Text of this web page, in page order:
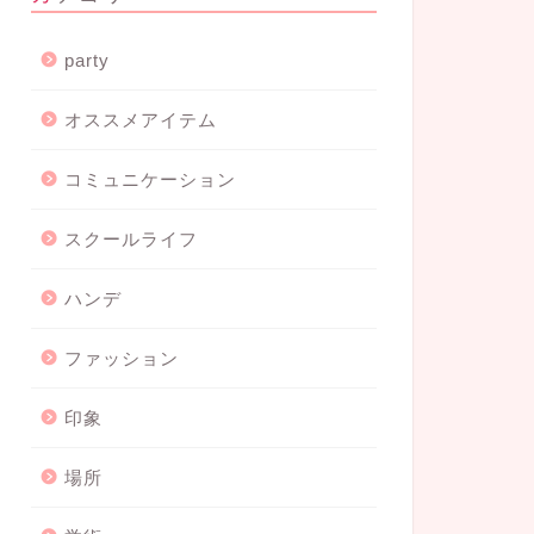
party
オススメアイテム
コミュニケーション
スクールライフ
ハンデ
ファッション
印象
場所